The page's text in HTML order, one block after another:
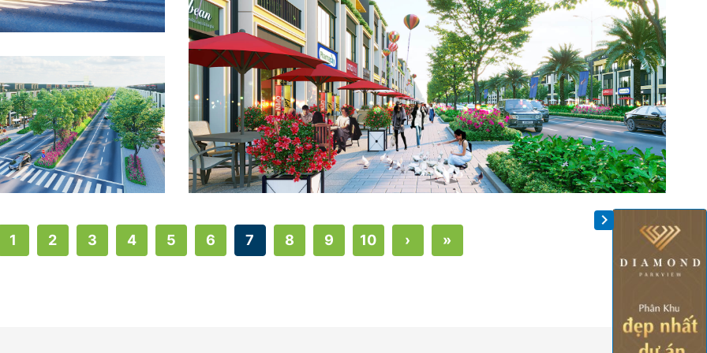
1 2 3 4 5 6 7 8 9 10 › »